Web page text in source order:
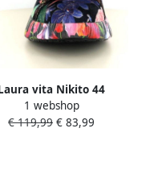
vita Nikito 44
Sneakers
1 webshop
€ 119,99 € 83,99